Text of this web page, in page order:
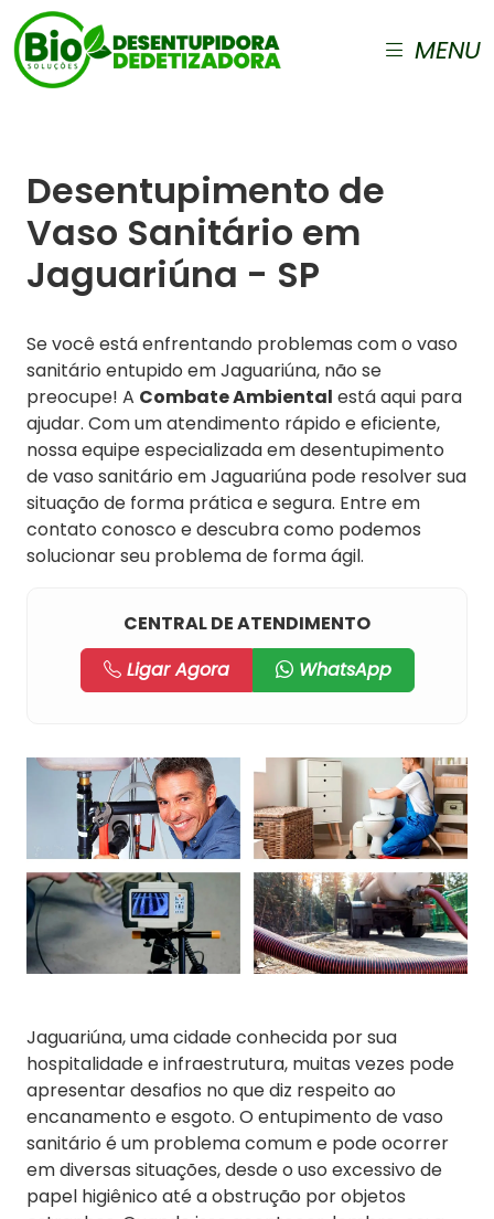
MENU
Desentupimento de
Vaso Sanitário em
Jaguariúna - SP
Se você está enfrentando problemas com o vaso
sanitário entupido em Jaguariúna, não se
preocupe! A Combate Ambiental está aqui para
ajudar. Com um atendimento rápido e eficiente,
nossa equipe especializada em desentupimento
de vaso sanitário em Jaguariúna pode resolver sua
situação de forma prática e segura. Entre em
contato conosco e descubra como podemos
solucionar seu problema de forma ágil.
CENTRAL DE ATENDIMENTO
Ligar Agora
WhatsApp
Jaguariúna, uma cidade conhecida por sua
hospitalidade e infraestrutura, muitas vezes pode
apresentar desafios no que diz respeito ao
encanamento e esgoto. O entupimento de vaso
sanitário é um problema comum e pode ocorrer
em diversas situações, desde o uso excessivo de
papel higiênico até a obstrução por objetos